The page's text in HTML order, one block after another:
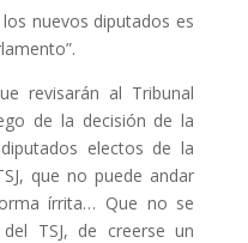
nuevos diputados es
revisarán al Tribunal
de la decisión de la
electos de la
que no puede andar
írrita… Que no se
TSJ, de creerse un